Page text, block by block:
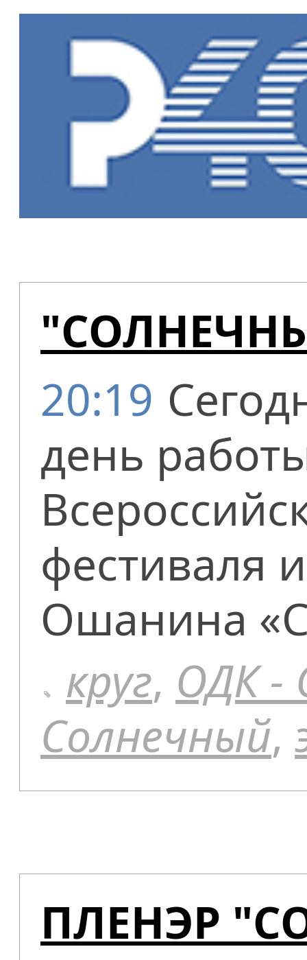
Главная»
Новости
20:19
день
фестиваля
Ошанина
круг, ОДК -
Солнечный,
ПЛЕНЭР